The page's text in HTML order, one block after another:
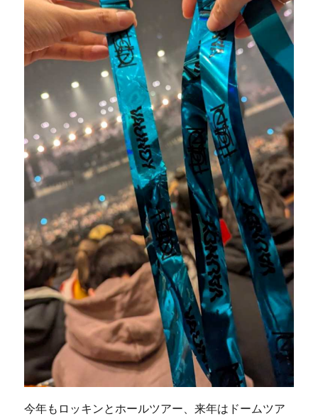
今年もロッキンとホールツアー、来年はドームツア